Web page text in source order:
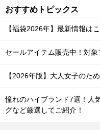
おすすめトピックス
【福袋2026年】最新情報は
セールアイテム販売中！対象
【2026年版】大人女子のた
憧れのハイブランド7選！人
グなど厳選してご紹介！